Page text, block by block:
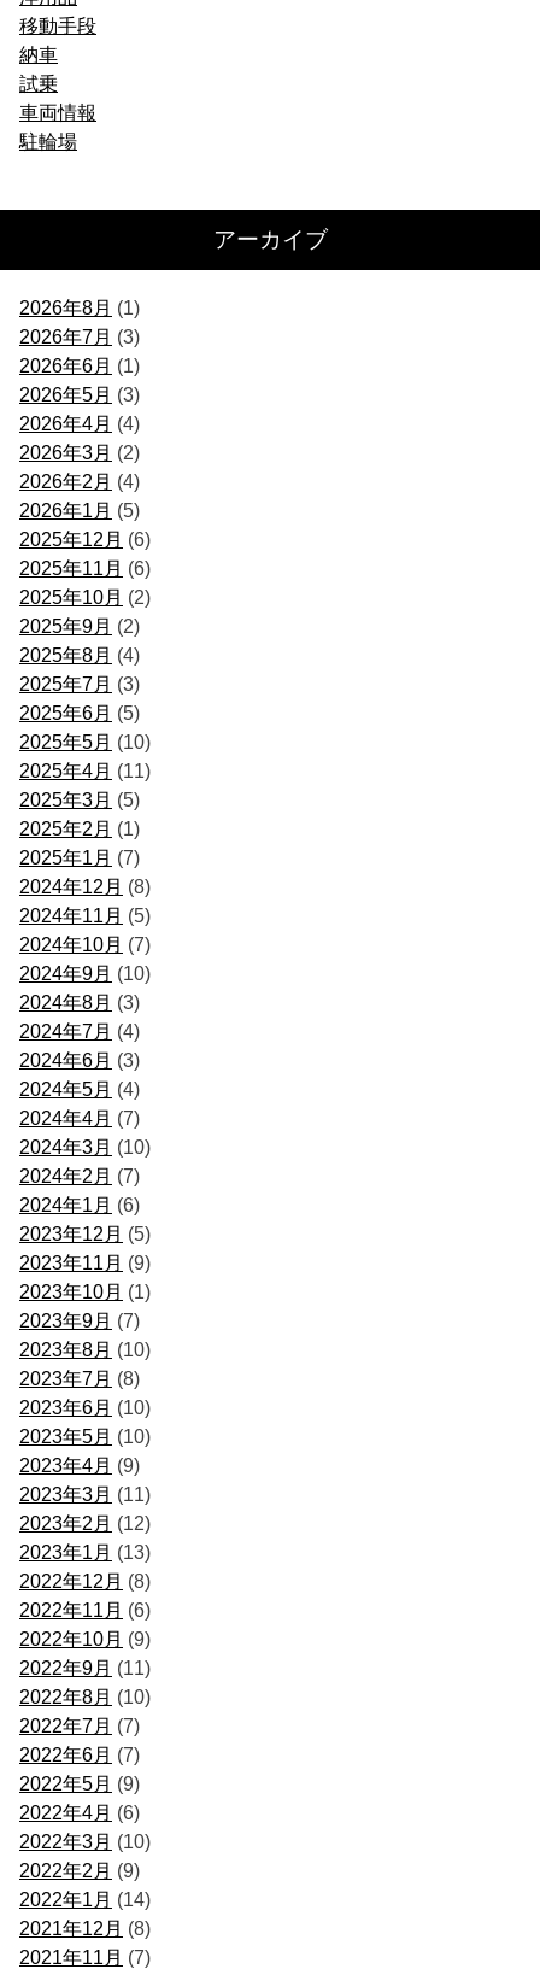
移動手段
納車
試乗
車両情報
駐輪場
アーカイブ
2026年8月 (1)
2026年7月 (3)
2026年6月 (1)
2026年5月 (3)
2026年4月 (4)
2026年3月 (2)
2026年2月 (4)
2026年1月 (5)
2025年12月 (6)
2025年11月 (6)
2025年10月 (2)
2025年9月 (2)
2025年8月 (4)
2025年7月 (3)
2025年6月 (5)
2025年5月 (10)
2025年4月 (11)
2025年3月 (5)
2025年2月 (1)
2025年1月 (7)
2024年12月 (8)
2024年11月 (5)
2024年10月 (7)
2024年9月 (10)
2024年8月 (3)
2024年7月 (4)
2024年6月 (3)
2024年5月 (4)
2024年4月 (7)
2024年3月 (10)
2024年2月 (7)
2024年1月 (6)
2023年12月 (5)
2023年11月 (9)
2023年10月 (1)
2023年9月 (7)
2023年8月 (10)
2023年7月 (8)
2023年6月 (10)
2023年5月 (10)
2023年4月 (9)
2023年3月 (11)
2023年2月 (12)
2023年1月 (13)
2022年12月 (8)
2022年11月 (6)
2022年10月 (9)
2022年9月 (11)
2022年8月 (10)
2022年7月 (7)
2022年6月 (7)
2022年5月 (9)
2022年4月 (6)
2022年3月 (10)
2022年2月 (9)
2022年1月 (14)
2021年12月 (8)
2021年11月 (7)